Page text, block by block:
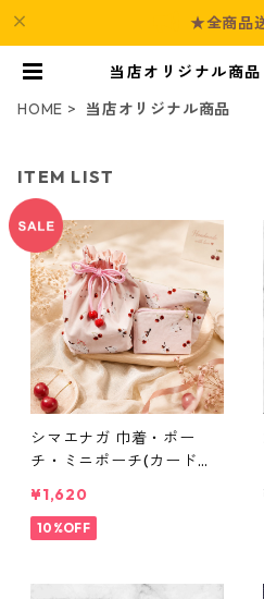
★全商品
当店オリジナル商
HOME
当店オリジナル商品
ITEM LIST
シマエナガ 巾着・ポー
チ・ミニポーチ(カード収
んぼ柄×淡いピンク
¥1,620
10%OFF